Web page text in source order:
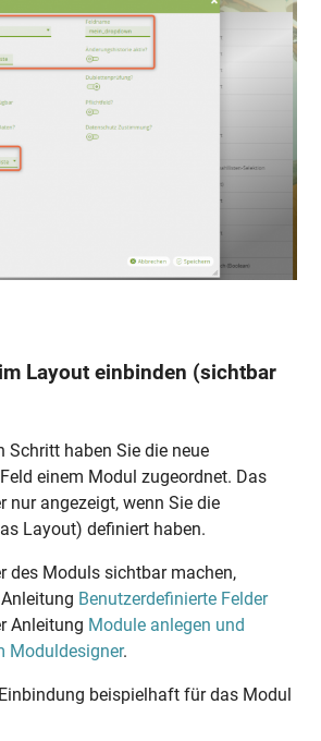
Layout einbinden (sichtbar
Schritt haben Sie die neue
einem Modul zugeordnet. Das
nur angezeigt, wenn Sie die
Layout) definiert haben.
des Moduls sichtbar machen,
Benutzerdefinierte Felder
Anleitung Module anlegen und
Moduldesigner.
beispielhaft für das Modul